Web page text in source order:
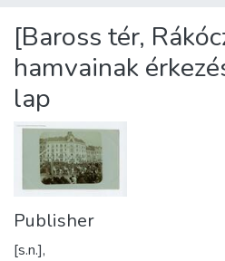
Statistics
About us
[Baross tér,
hamvainak
lap
Publisher
[s.n.],